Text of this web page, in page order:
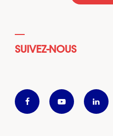
SUIVEZ-NOUS